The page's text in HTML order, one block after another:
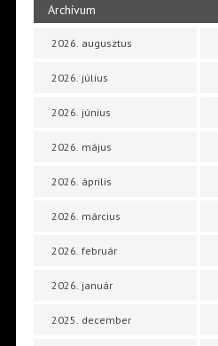
Archívum
2026. augusztus
2026. július
2026. június
2026. május
2026. április
2026. március
2026. február
2026. január
2025. december